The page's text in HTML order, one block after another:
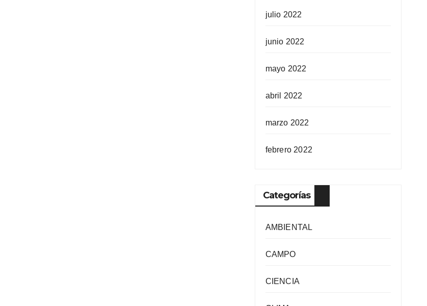
julio 2022
junio 2022
mayo 2022
abril 2022
marzo 2022
febrero 2022
Categorías
AMBIENTAL
CAMPO
CIENCIA